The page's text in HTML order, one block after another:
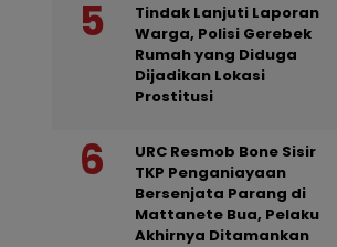
Tindak Lanjuti Laporan
Warga, Polisi Gerebek
Rumah yang Diduga
Dijadikan Lokasi
Prostitusi
URC Resmob Bone Sisir
TKP Penganiayaan
Bersenjata Parang di
Mattanete Bua, Pelaku
Akhirnya Ditamankan